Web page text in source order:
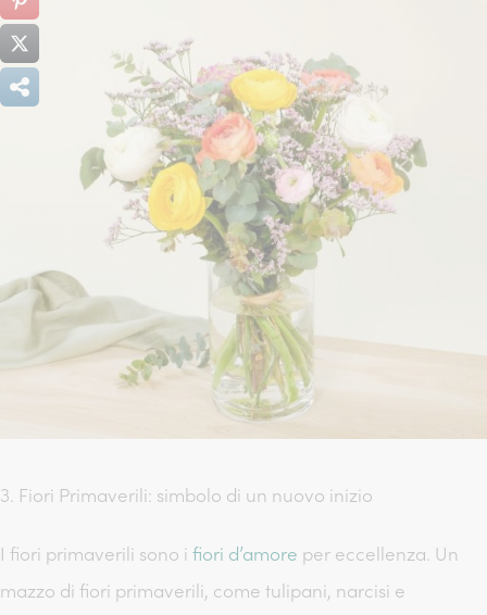
3. Fiori Primaverili: simbolo di un nuovo inizio
I fiori primaverili sono i fiori d’amore per eccellenza. Un
mazzo di fiori primaverili, come tulipani, narcisi e